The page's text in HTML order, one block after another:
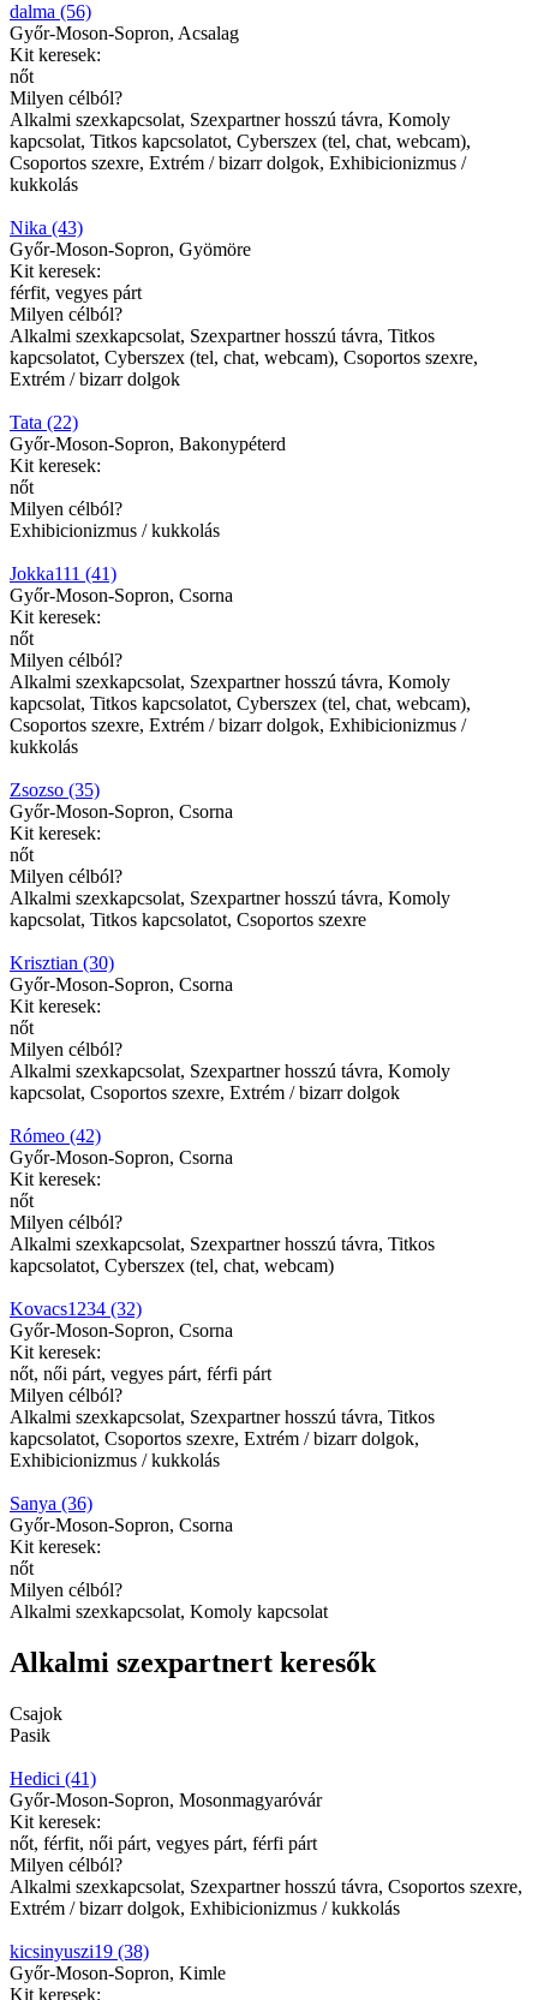
dalma (56)
Győr-Moson-Sopron, Acsalag
Kit keresek:
nőt
Milyen célból?
Alkalmi szexkapcsolat, Szexpartner hosszú távra, Komoly
kapcsolat, Titkos kapcsolatot, Cyberszex (tel, chat, webcam),
Csoportos szexre, Extrém / bizarr dolgok, Exhibicionizmus /
kukkolás
Nika (43)
Győr-Moson-Sopron, Gyömöre
Kit keresek:
férfit, vegyes párt
Milyen célból?
Alkalmi szexkapcsolat, Szexpartner hosszú távra, Titkos
kapcsolatot, Cyberszex (tel, chat, webcam), Csoportos szexre,
Extrém / bizarr dolgok
Tata (22)
Győr-Moson-Sopron, Bakonypéterd
Kit keresek:
nőt
Milyen célból?
Exhibicionizmus / kukkolás
Jokka111 (41)
Győr-Moson-Sopron, Csorna
Kit keresek:
nőt
Milyen célból?
Alkalmi szexkapcsolat, Szexpartner hosszú távra, Komoly
kapcsolat, Titkos kapcsolatot, Cyberszex (tel, chat, webcam),
Csoportos szexre, Extrém / bizarr dolgok, Exhibicionizmus /
kukkolás
Zsozso (35)
Győr-Moson-Sopron, Csorna
Kit keresek:
nőt
Milyen célból?
Alkalmi szexkapcsolat, Szexpartner hosszú távra, Komoly
kapcsolat, Titkos kapcsolatot, Csoportos szexre
Krisztian (30)
Győr-Moson-Sopron, Csorna
Kit keresek:
nőt
Milyen célból?
Alkalmi szexkapcsolat, Szexpartner hosszú távra, Komoly
kapcsolat, Csoportos szexre, Extrém / bizarr dolgok
Rómeo (42)
Győr-Moson-Sopron, Csorna
Kit keresek:
nőt
Milyen célból?
Alkalmi szexkapcsolat, Szexpartner hosszú távra, Titkos
kapcsolatot, Cyberszex (tel, chat, webcam)
Kovacs1234 (32)
Győr-Moson-Sopron, Csorna
Kit keresek:
nőt, női párt, vegyes párt, férfi párt
Milyen célból?
Alkalmi szexkapcsolat, Szexpartner hosszú távra, Titkos
kapcsolatot, Csoportos szexre, Extrém / bizarr dolgok,
Exhibicionizmus / kukkolás
Sanya (36)
Győr-Moson-Sopron, Csorna
Kit keresek:
nőt
Milyen célból?
Alkalmi szexkapcsolat, Komoly kapcsolat
Alkalmi szexpartnert keresők
Csajok
Pasik
Hedici (41)
Győr-Moson-Sopron, Mosonmagyaróvár
Kit keresek:
nőt, férfit, női párt, vegyes párt, férfi párt
Milyen célból?
Alkalmi szexkapcsolat, Szexpartner hosszú távra, Csoportos szexre,
Extrém / bizarr dolgok, Exhibicionizmus / kukkolás
kicsinyuszi19 (38)
Győr-Moson-Sopron, Kimle
Kit keresek: